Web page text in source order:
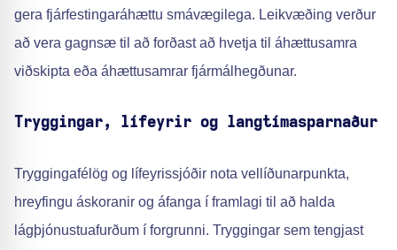
gera fjárfestingaráhættu smávægilega. Leikvæðing verður
að vera gagnsæ til að forðast að hvetja til áhættusamra
viðskipta eða áhættusamrar fjármálhegðunar.
Tryggingar, lífeyrir og langtímasparnaður
Tryggingafélög og lífeyrissjóðir nota vellíðunarpunkta,
hreyfingu áskoranir og áfanga í framlagi til að halda
lágþjónustuafurðum í forgrunni. Tryggingar sem tengjast